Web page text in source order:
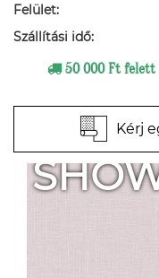
Felület:
Szállítási idő:
50 000 Ft felett
Kérj